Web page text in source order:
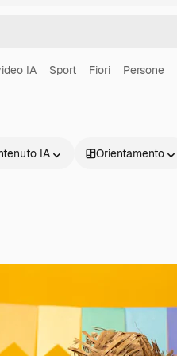
IA Sport Fiori Persone
IA Orientamento
Prodotti